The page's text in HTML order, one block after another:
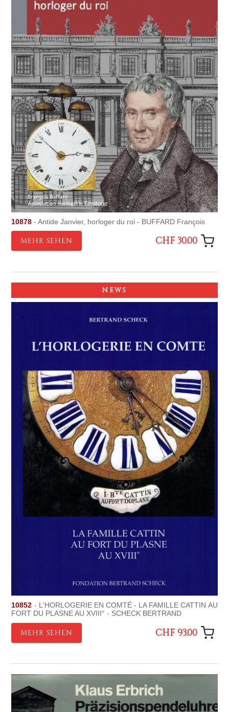
10878 - Antide Janvier, horloger du roi - BUFFARD François
MEHR SEHEN CHF 30.00
10852 - L'HORLOGERIE EN COMTÉ - LA FAMILLE CATTIN AU
FORT DU PLASNE AU XVIII° - SCHECK BERTRAND
MEHR SEHEN CHF 93.00